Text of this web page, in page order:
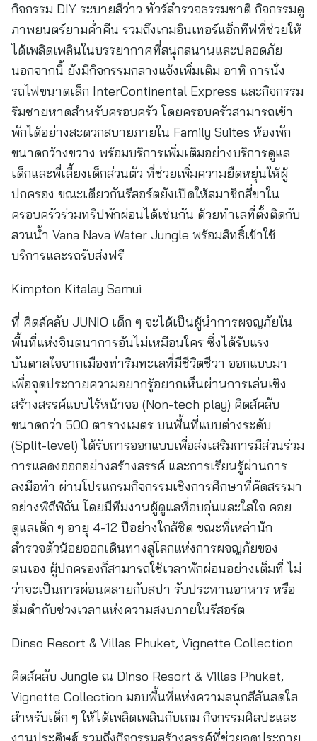
กิจกรรม DIY ระบายสีว่าว ทัวร์สำรวจธรรมชาติ กิจกรรมดู
ภาพยนตร์ยามค่ำคืน รวมถึงเกมอินเทอร์แอ็กทีฟที่ช่วยให้
ได้เพลิดเพลินในบรรยากาศที่สนุกสนานและปลอดภัย
นอกจากนี้ ยังมีกิจกรรมกลางแจ้งเพิ่มเติม อาทิ การนั่ง
รถไฟขนาดเล็ก InterContinental Express และกิจกรรม
ริมชายหาดสำหรับครอบครัว โดยครอบครัวสามารถเข้า
พักได้อย่างสะดวกสบายภายใน Family Suites ห้องพัก
ขนาดกว้างขวาง พร้อมบริการเพิ่มเติมอย่างบริการดูแล
เด็กและพี่เลี้ยงเด็กส่วนตัว ที่ช่วยเพิ่มความยืดหยุ่นให้ผู้
ปกครอง ขณะเดียวกันรีสอร์ตยังเปิดให้สมาชิกสี่ขาใน
ครอบครัวร่วมทริปพักผ่อนได้เช่นกัน ด้วยทำเลที่ตั้งติดกับ
สวนน้ำ Vana Nava Water Jungle พร้อมสิทธิ์เข้าใช้
บริการและรถรับส่งฟรี
Kimpton Kitalay Samui
ที่ คิดส์คลับ JUNIO เด็ก ๆ จะได้เป็นผู้นำการผจญภัยใน
พื้นที่แห่งจินตนาการอันไม่เหมือนใคร ซึ่งได้รับแรง
บันดาลใจจากเมืองท่าริมทะเลที่มีชีวิตชีวา ออกแบบมา
เพื่อจุดประกายความอยากรู้อยากเห็นผ่านการเล่นเชิง
สร้างสรรค์แบบไร้หน้าจอ (Non-tech play) คิดส์คลับ
ขนาดกว่า 500 ตารางเมตร บนพื้นที่แบบต่างระดับ
(Split-level) ได้รับการออกแบบเพื่อส่งเสริมการมีส่วนร่วม
การแสดงออกอย่างสร้างสรรค์ และการเรียนรู้ผ่านการ
ลงมือทำ ผ่านโปรแกรมกิจกรรมเชิงการศึกษาที่คัดสรรมา
อย่างพิถีพิถัน โดยมีทีมงานผู้ดูแลที่อบอุ่นและใส่ใจ คอย
ดูแลเด็ก ๆ อายุ 4-12 ปีอย่างใกล้ชิด ขณะที่เหล่านัก
สำรวจตัวน้อยออกเดินทางสู่โลกแห่งการผจญภัยของ
ตนเอง ผู้ปกครองก็สามารถใช้เวลาพักผ่อนอย่างเต็มที่ ไม่
ว่าจะเป็นการผ่อนคลายกับสปา รับประทานอาหาร หรือ
ดื่มด่ำกับช่วงเวลาแห่งความสงบภายในรีสอร์ต
Dinso Resort & Villas Phuket, Vignette Collection
คิดส์คลับ Jungle ณ Dinso Resort & Villas Phuket,
Vignette Collection มอบพื้นที่แห่งความสนุกสีสันสดใส
สำหรับเด็ก ๆ ให้ได้เพลิดเพลินกับเกม กิจกรรมศิลปะและ